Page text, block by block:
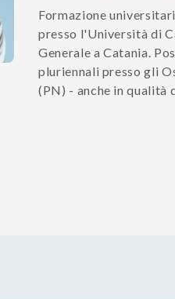
Formazione
presso l'Università di
Generale a Catania.
pluriennali presso gli
(PN) - anche in qualità